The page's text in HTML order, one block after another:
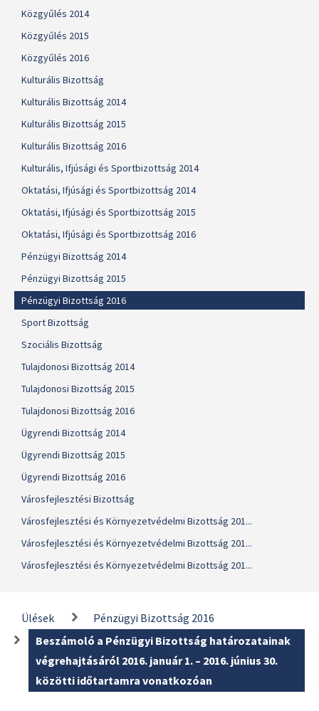
Közgyűlés 2014
Közgyűlés 2015
Közgyűlés 2016
Kulturális Bizottság
Kulturális Bizottság 2014
Kulturális Bizottság 2015
Kulturális Bizottság 2016
Kulturális, Ifjúsági és Sportbizottság 2014
Oktatási, Ifjúsági és Sportbizottság 2014
Oktatási, Ifjúsági és Sportbizottság 2015
Oktatási, Ifjúsági és Sportbizottság 2016
Pénzügyi Bizottság 2014
Pénzügyi Bizottság 2015
Pénzügyi Bizottság 2016
Sport Bizottság
Szociális Bizottság
Tulajdonosi Bizottság 2014
Tulajdonosi Bizottság 2015
Tulajdonosi Bizottság 2016
Ügyrendi Bizottság 2014
Ügyrendi Bizottság 2015
Ügyrendi Bizottság 2016
Városfejlesztési Bizottság
Városfejlesztési és Környezetvédelmi Bizottság 201...
Városfejlesztési és Környezetvédelmi Bizottság 201...
Városfejlesztési és Környezetvédelmi Bizottság 201...
Ülések
Pénzügyi Bizottság 2016
Beszámoló a Pénzügyi Bizottság határozatainak
végrehajtásáról 2016. január 1. – 2016. június 30.
közötti időtartamra vonatkozóan